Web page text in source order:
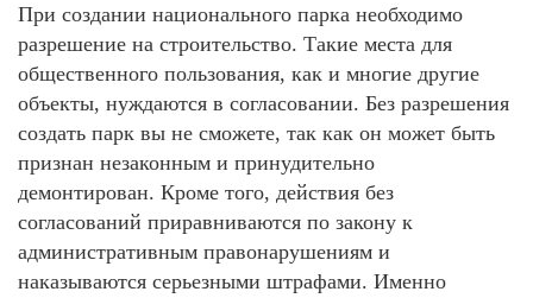
При создании национального парка необходимо
разрешение на строительство. Такие места для
общественного пользования, как и многие другие
объекты, нуждаются в согласовании. Без разрешения
создать парк вы не сможете, так как он может быть
признан незаконным и принудительно
демонтирован. Кроме того, действия без
согласований приравниваются по закону к
административным правонарушениям и
наказываются серьезными штрафами. Именно